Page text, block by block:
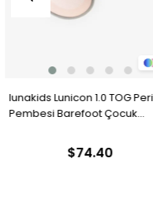
⁠lunakids Lunicon 1.0 TOG Peri
Pembesi Barefoot Çocuk
$74.40